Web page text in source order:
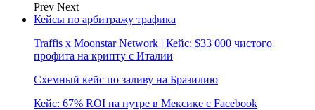
Prev Next
Кейсы по арбитражу трафика
Traffis x Moonstar Network | Кейс: $33 000 чистого
профита на крипту с Италии
Схемный кейс по заливу на Бразилию
Кейс: 67% ROI на нутре в Мексике с Facebook